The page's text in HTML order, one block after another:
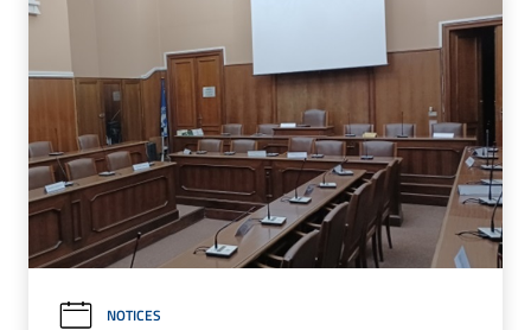
NOTICES